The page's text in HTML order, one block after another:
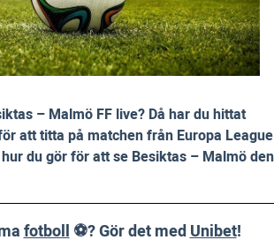
– Malmö FF live? Då har du hittat
att titta på matchen från Europa League
du gör för att se Besiktas – Malmö den
fotboll⚽? Gör det medUnibet!